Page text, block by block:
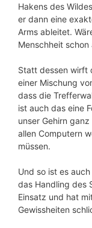
Hakens des
er dann eine
Arms ableitet.
Menschheit
Statt dessen wirft
einer Mischung
dass die
ist auch das eine
unser Gehirn
allen Computern
müssen.
Und so ist es
das Handling des
Einsatz und hat
Gewissheiten